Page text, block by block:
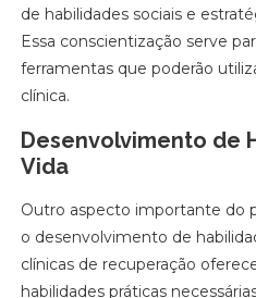
de habilidades sociais e
Essa conscientização serve
ferramentas que poderão
clínica.
Desenvolvimento de
Vida
Outro aspecto importante do
o desenvolvimento de
clínicas de recuperação
habilidades práticas